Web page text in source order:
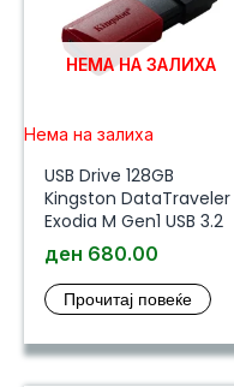
НЕМА НА ЗАЛИХА
Нема на залиха
USB Drive 128GB
Kingston DataTraveler
Exodia M Gen1 USB 3.2
ден 680.00
Прочитај повеќе